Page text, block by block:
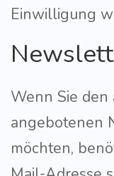
Einwilligung
Wenn Sie
angebotenen
möchten,